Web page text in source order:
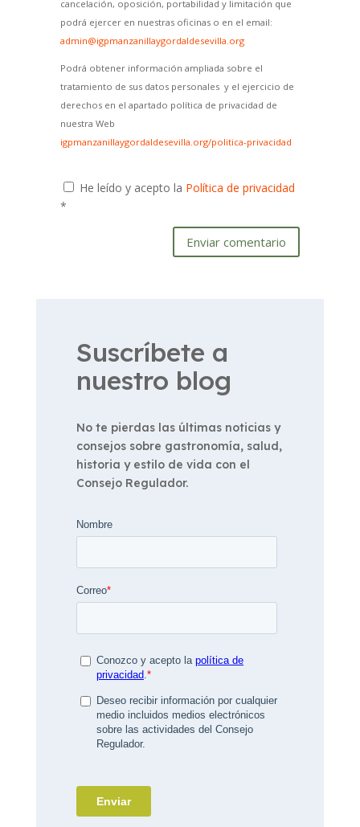
cancelación, oposición, portabilidad y limitación que
podrá ejercer en nuestras oficinas o en el email:
admin@igpmanzanillaygordaldesevilla.org
Podrá obtener información ampliada sobre el
tratamiento de sus datos personales y el ejercicio de
derechos en el apartado política de privacidad de
nuestra Web
igpmanzanillaygordaldesevilla.org/politica-privacidad
He leído y acepto la Política de privacidad
*
Enviar comentario
Suscríbete a
nuestro blog
No te pierdas las últimas noticias y
consejos sobre gastronomía, salud,
historia y estilo de vida con el
Consejo Regulador.